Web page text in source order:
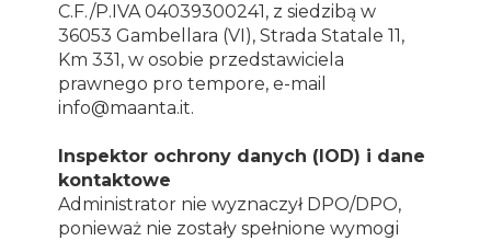
C.F./P.IVA 04039300241, z siedzibą w
36053 Gambellara (VI), Strada Statale 11,
Km 331, w osobie przedstawiciela
prawnego pro tempore, e-mail
info@maanta.it.
Inspektor ochrony danych (IOD) i dane
kontaktowe
Administrator nie wyznaczył DPO/DPO,
ponieważ nie zostały spełnione wymogi